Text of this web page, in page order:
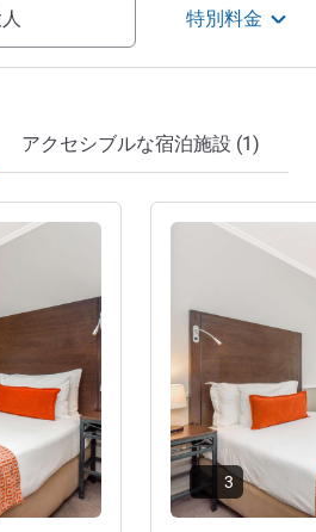
for business
not
特別料金
アクセシブルな宿泊施設 (1)
詳細を表示
3